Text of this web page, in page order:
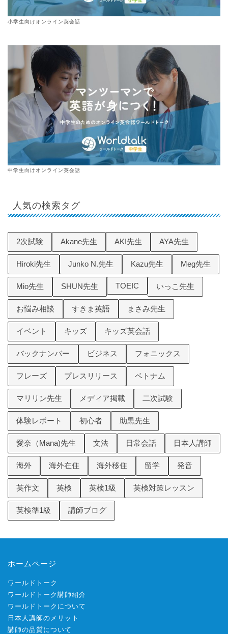
小学生向けオンライン英会話
中学生向けオンライン英会話
人気の検索タグ
2次試験 Akane先生 AKI先生 AYA先生
Hiroki先生 Junko N.先生 Kazu先生 Meg先生
Mio先生 SHUN先生 TOEIC いっこ先生
お悩み相談 すきま英語 まさみ先生
イベント キッズ キッズ英会話
バックナンバー ビジネス フォニックス
フレーズ プレスリリース ベトナム
マリリン先生 メディア掲載 二次試験
体験レポート 初心者 助黒先生
愛奈（Mana)先生 文法 日常会話 日本人講師
海外 海外在住 海外移住 留学 発音
英作文 英検 英検1級 英検対策レッスン
英検準1級 講師ブログ
ホームページ
ワールドトーク
ワールドトーク講師紹介
ワールドトークについて
日本人講師のメリット
講師の品質について